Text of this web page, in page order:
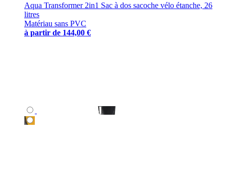
Aqua Transformer 2in1 Sac à dos sacoche vélo étanche, 26
litres
Matériau sans PVC
à partir de 144,00 €